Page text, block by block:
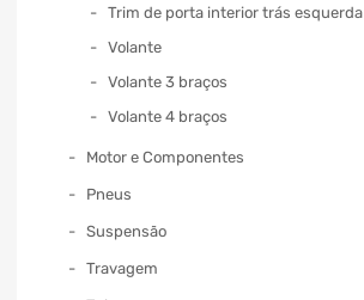
Trim de porta interior trás esquerda
Volante
Volante 3 braços
Volante 4 braços
Motor e Componentes
Pneus
Suspensão
Travagem